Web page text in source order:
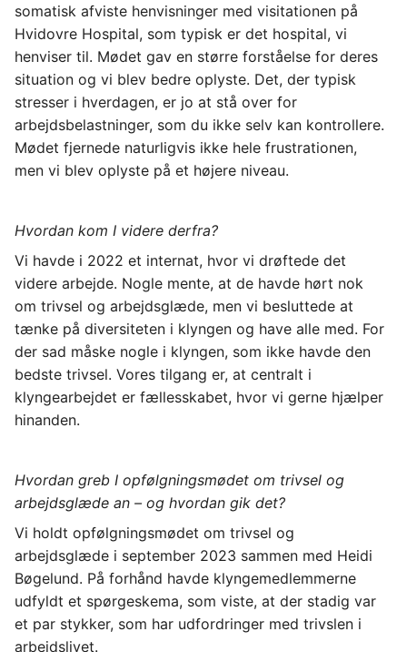
somatisk afviste henvisninger med visitationen på
Hvidovre Hospital, som typisk er det hospital, vi
henviser til. Mødet gav en større forståelse for deres
situation og vi blev bedre oplyste. Det, der typisk
stresser i hverdagen, er jo at stå over for
arbejdsbelastninger, som du ikke selv kan kontrollere.
Mødet fjernede naturligvis ikke hele frustrationen,
men vi blev oplyste på et højere niveau.
Hvordan kom I videre derfra?
Vi havde i 2022 et internat, hvor vi drøftede det
videre arbejde. Nogle mente, at de havde hørt nok
om trivsel og arbejdsglæde, men vi besluttede at
tænke på diversiteten i klyngen og have alle med. For
der sad måske nogle i klyngen, som ikke havde den
bedste trivsel. Vores tilgang er, at centralt i
klyngearbejdet er fællesskabet, hvor vi gerne hjælper
hinanden.
Hvordan greb I opfølgningsmødet om trivsel og
arbejdsglæde an – og hvordan gik det?
Vi holdt opfølgningsmødet om trivsel og
arbejdsglæde i september 2023 sammen med Heidi
Bøgelund. På forhånd havde klyngemedlemmerne
udfyldt et spørgeskema, som viste, at der stadig var
et par stykker, som har udfordringer med trivslen i
arbejdslivet.